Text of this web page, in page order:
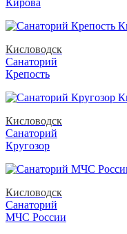
Кирова
Кисловодск
Санаторий
Крепость
Кисловодск
Санаторий
Кругозор
Кисловодск
Санаторий
МЧС России